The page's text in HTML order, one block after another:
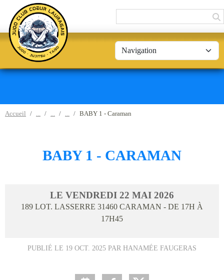
Accueil BABY 1 - Caraman
BABY 1 - CARAMAN
LE VENDREDI 22 MAI 2026
189 LOT. LASSERRE 31460 CARAMAN - DE 17H À
17H45
PUBLIÉ LE 19 OCT. 2025 PAR HANAMÉE FAUGERAS
Panneau de gestion des cookies